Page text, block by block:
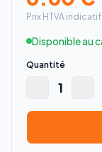
Prix HTVA indicatif
Disponible au
Quantité
1